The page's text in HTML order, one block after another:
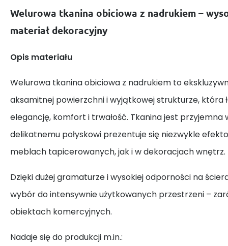
Welurowa tkanina obiciowa z nadrukiem –
materiał dekoracyjny
Opis materiału
Welurowa tkanina obiciowa z nadrukiem to
aksamitnej powierzchni i wyjątkowej strukturze, która
elegancję, komfort i trwałość. Tkanina jest przyjemna
delikatnemu połyskowi prezentuje się niezwykle
meblach tapicerowanych, jak i w dekoracjach wnętrz.
Dzięki dużej gramaturze i wysokiej odporności na
wybór do intensywnie użytkowanych przestrzeni –
obiektach komercyjnych.
Nadaje się do produkcji m.in.: